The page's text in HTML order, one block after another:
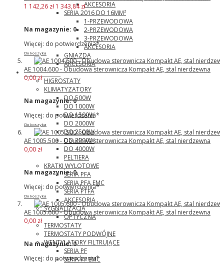
AKCESORIA
SERIA 2016 DO 16MM²
1-PRZEWODOWA
2-PRZEWODOWA
3-PRZEWODOWA
AKCESORIA
GNIAZDA
AKCESORIA
Pfannenberg
HIGROSTATY
KLIMATYZATORY
DO 500W
DO 1000W
DO 1500W
DO 2000W
DO 2500W
DO 3000W
DO 4000W
PELTIERA
KRATKI WYLOTOWE
SERIA PFA
SERIA PFA EMC
SERIA PTFA
AKCESORIA
SYGNALIZACJA
OPTYCZNA
TERMOSTATY
TERMOSTATY PODWÓJNE
WENTYLATORY FILTRUJĄCE
SERIA PF
SERIA PF EMC
1 142,26 zł 1 343,84 zł
Na magazynie: 0
Więcej: do potwierdzenia*
Do koszyka
AE 1004.600 - Obudowa sterownicza Kompakt AE, stal nierdzewna
0,00 zł
Na magazynie:0
Więcej: do potwierdzenia*
Do koszyka
AE 1005.500 - Obudowa sterownicza Kompakt AE, stal nierdzewna
0,00 zł
Na magazynie:0
Więcej: do potwierdzenia*
Do koszyka
AE 1005.600 - Obudowa sterownicza Kompakt AE, stal nierdzewna
0,00 zł
Na magazynie:0
Więcej: do potwierdzenia*